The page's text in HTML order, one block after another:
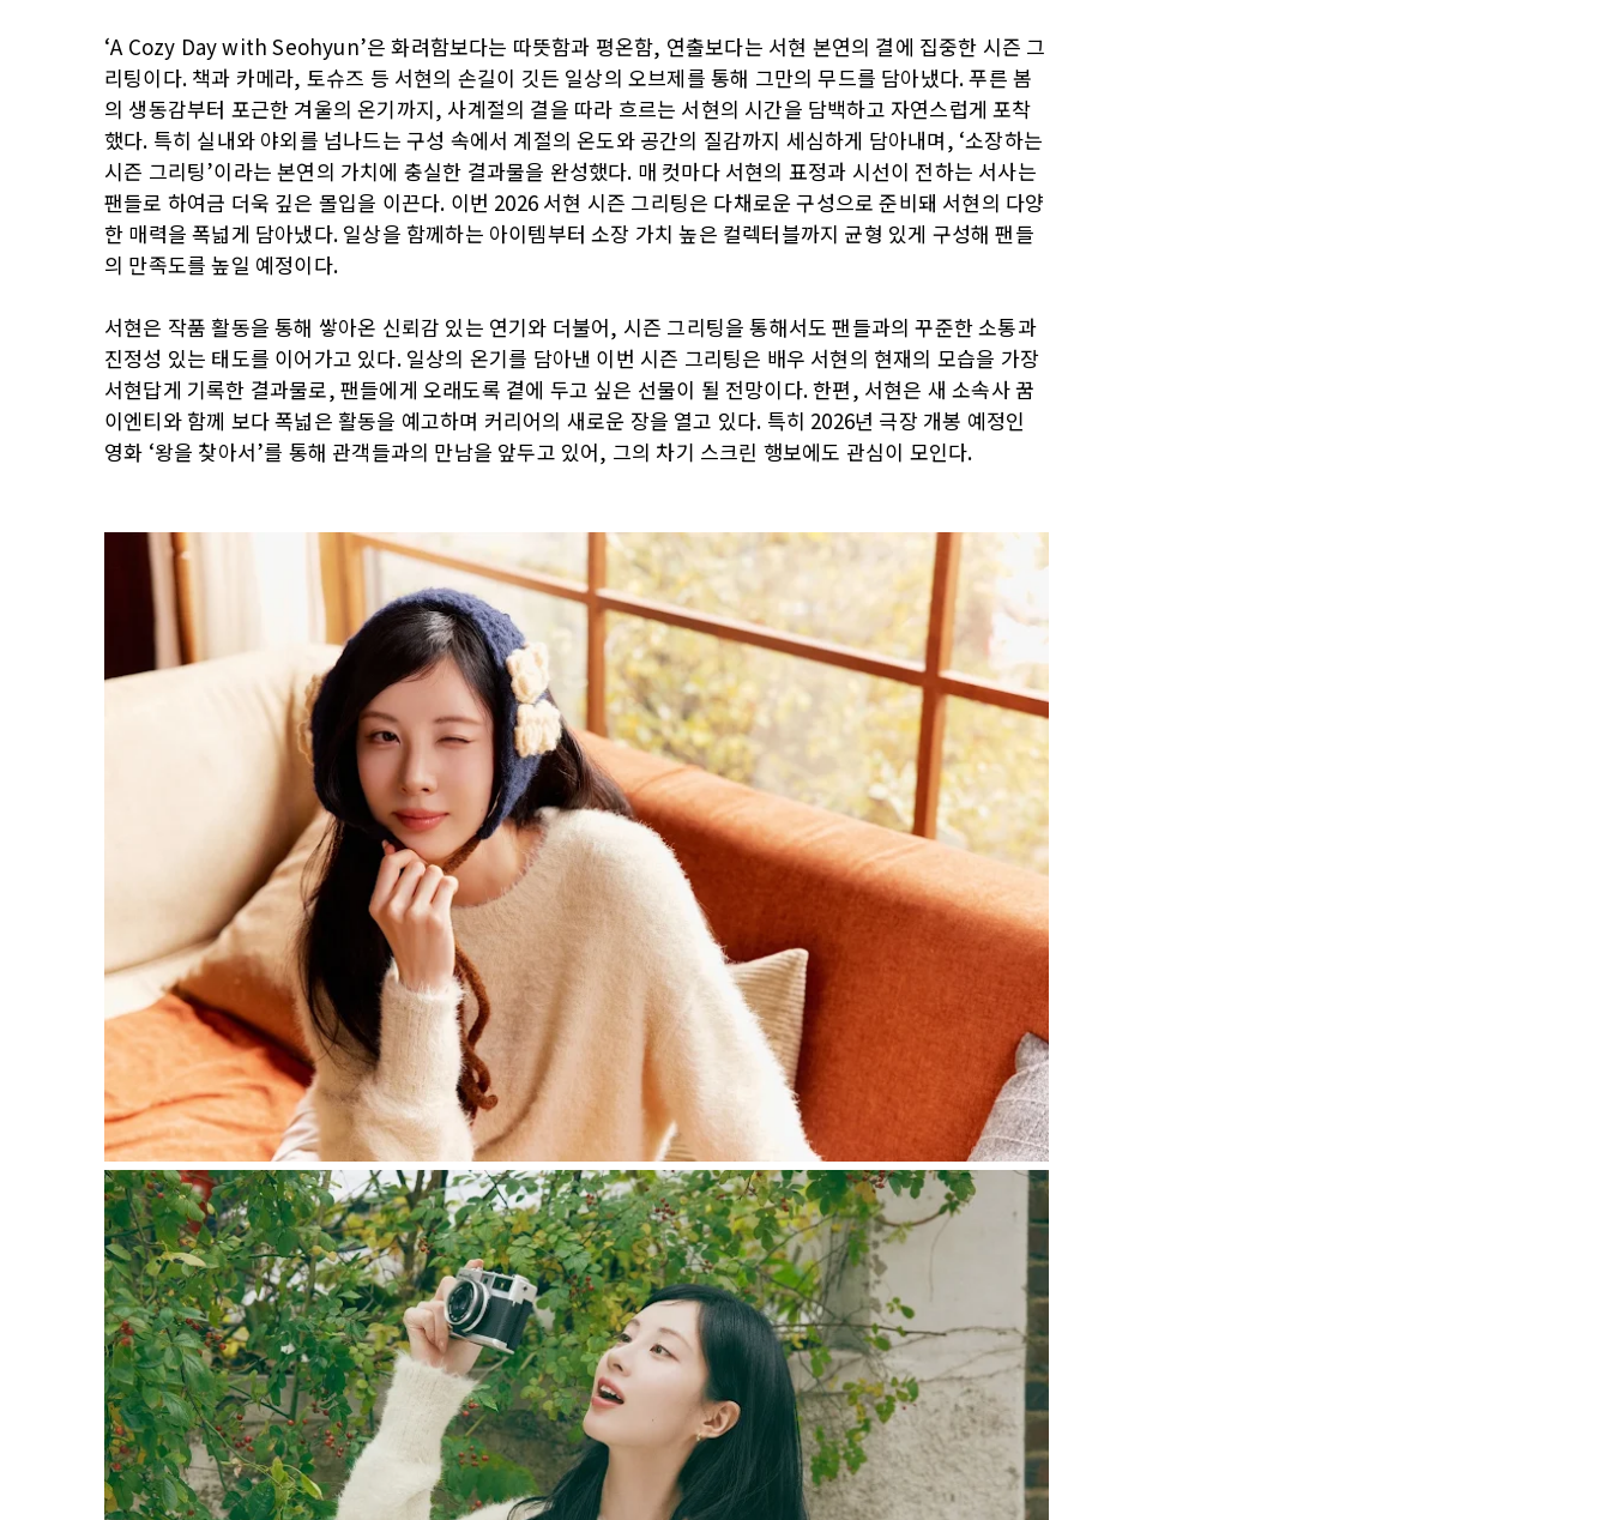
‘A Cozy Day with Seohyun’은 화려함보다는 따뜻함과 평온함, 연출보다는 서현 본연의 결에 집중한 시즌 그
리팅이다. 책과 카메라, 토슈즈 등 서현의 손길이 깃든 일상의 오브제를 통해 그만의 무드를 담아냈다. 푸른 봄
의 생동감부터 포근한 겨울의 온기까지, 사계절의 결을 따라 흐르는 서현의 시간을 담백하고 자연스럽게 포착
했다. 특히 실내와 야외를 넘나드는 구성 속에서 계절의 온도와 공간의 질감까지 세심하게 담아내며, ‘소장하는
시즌 그리팅’이라는 본연의 가치에 충실한 결과물을 완성했다. 매 컷마다 서현의 표정과 시선이 전하는 서사는
팬들로 하여금 더욱 깊은 몰입을 이끈다. 이번 2026 서현 시즌 그리팅은 다채로운 구성으로 준비돼 서현의 다양
한 매력을 폭넓게 담아냈다. 일상을 함께하는 아이템부터 소장 가치 높은 컬렉터블까지 균형 있게 구성해 팬들
의 만족도를 높일 예정이다.
서현은 작품 활동을 통해 쌓아온 신뢰감 있는 연기와 더불어, 시즌 그리팅을 통해서도 팬들과의 꾸준한 소통과
진정성 있는 태도를 이어가고 있다. 일상의 온기를 담아낸 이번 시즌 그리팅은 배우 서현의 현재의 모습을 가장
서현답게 기록한 결과물로, 팬들에게 오래도록 곁에 두고 싶은 선물이 될 전망이다. 한편, 서현은 새 소속사 꿈
이엔티와 함께 보다 폭넓은 활동을 예고하며 커리어의 새로운 장을 열고 있다. 특히 2026년 극장 개봉 예정인
영화 ‘왕을 찾아서’를 통해 관객들과의 만남을 앞두고 있어, 그의 차기 스크린 행보에도 관심이 모인다.